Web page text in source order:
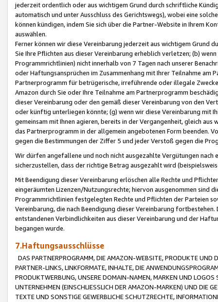
jederzeit ordentlich oder aus wichtigem Grund durch schriftliche
automatisch und unter Ausschluss des Gerichtswegs), wobei eine
können kündigen, indem Sie sich über die Partner-Website in Ihrem
auswählen.
Ferner können wir diese Vereinbarung jederzeit aus wichtigem Grund
Sie Ihre Pflichten aus dieser Vereinbarung erheblich verletzen; (b)
Programmrichtlinien) nicht innerhalb von 7 Tagen nach unserer
oder Haftungsansprüchen im Zusammenhang mit Ihrer Teilnahme am
Partnerprogramm für betrügerische, irreführende oder illegale
Amazon durch Sie oder Ihre Teilnahme am Partnerprogramm
dieser Vereinbarung oder den gemäß dieser Vereinbarung von den
oder künftig unterliegen könnte; (g) wenn wir diese Vereinbarung mit
gemeinsam mit Ihnen agieren, bereits in der Vergangenheit, gleich
das Partnerprogramm in der allgemein angebotenen Form beenden.
gegen die Bestimmungen der Ziffer 5 und jeder Verstoß gegen die
Wir dürfen angefallene und noch nicht ausgezahlte Vergütungen
sicherzustellen, dass der richtige Betrag ausgezahlt wird
Mit Beendigung dieser Vereinbarung erlöschen alle Rechte und
eingeräumten Lizenzen/Nutzungsrechte; hiervon ausgenommen sind
Programmrichtlinien festgelegten Rechte und Pflichten der Parteien
Vereinbarung, die nach Beendigung dieser Vereinbarung
entstandenen Verbindlichkeiten aus dieser Vereinbarung und der
begangen wurde.
7.Haftungsausschlüsse
DAS PARTNERPROGRAMM, DIE AMAZON-WEBSITE, PRODUKTE UND
PARTNER-LINKS, LINKFORMATE, INHALTE, DIE
PRODUKTWERBUNG, UNSERE DOMAIN-NAMEN, MARKEN UND
UNTERNEHMEN (EINSCHLIESSLICH DER AMAZON-MARKEN) UND DIE
TEXTE UND SONSTIGE GEWERBLICHE SCHUTZRECHTE,